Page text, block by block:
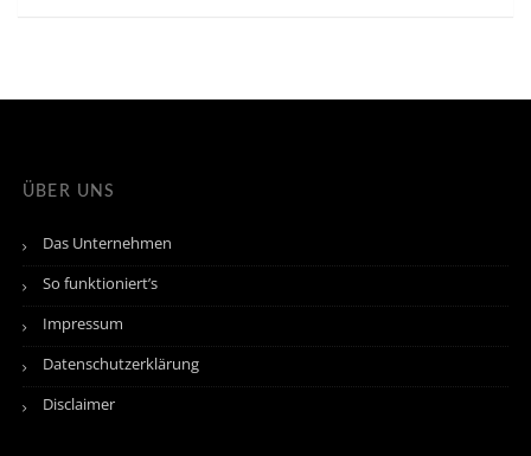
ÜBER UNS
Das Unternehmen
So funktioniert’s
Impressum
Datenschutzerklärung
Disclaimer